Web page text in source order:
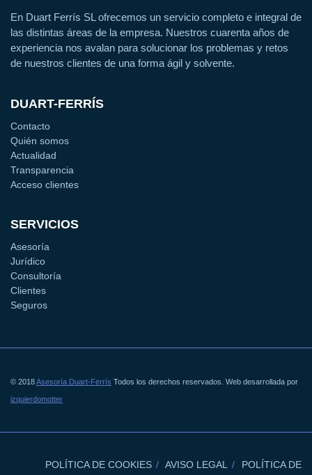
En Duart Ferrís SL ofrecemos un servicio completo e integral de
las distintas áreas de la empresa. Nuestros cuarenta años de
experiencia nos avalan para solucionar los problemas y retos
de nuestros clientes de una forma ágil y solvente.
DUART-FERRÍS
Contacto
Quién somos
Actualidad
Transparencia
Acceso clientes
SERVICIOS
Asesoría
Jurídico
Consultoría
Clientes
Seguros
© 2018Asesoría Duart-Ferrís Todos los derechos reservados. Web desarrollada por
izquierdomotter
POLÍTICA DE COOKIES AVISO LEGAL POLÍTICA DE